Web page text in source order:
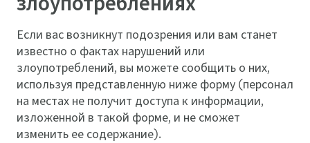
Если вас возникнут подозрения или вам станет
известно о фактах нарушений или
злоупотреблений, вы можете сообщить о них,
используя представленную ниже форму (персонал
на местах не получит доступа к информации,
изложенной в такой форме, и не сможет
изменить ее содержание).